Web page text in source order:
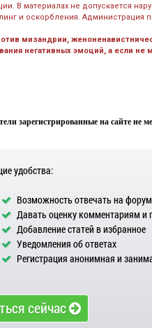
В материалах не допускается
и оскорбления. Администрация
мизандрии,
негативных эмоций, а если не
зарегистрированные на сайте не
удобства:
Возможность отвечать на
Давать оценку комментариям и
Добавление статей в избранное
Уведомления об ответах
Регистрация анонимная и
сейчас